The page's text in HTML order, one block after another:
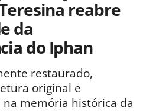
reabre
da
do Iphan
restaurado,
original e
memória histórica da